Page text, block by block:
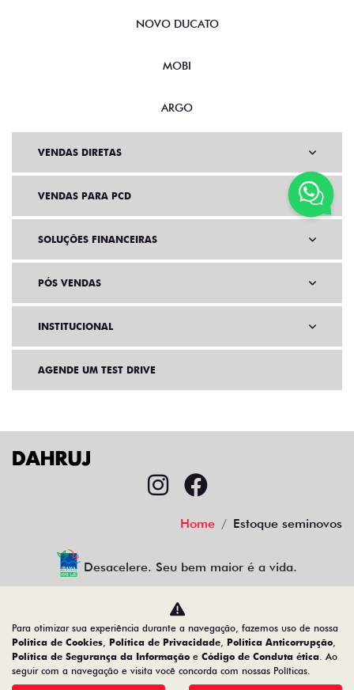
NOVO DUCATO
MOBI
ARGO
VENDAS DIRETAS
VENDAS PARA PCD
SOLUÇÕES FINANCEIRAS
PÓS VENDAS
INSTITUCIONAL
AGENDE UM TEST DRIVE
Home Estoque seminovos
Desacelere. Seu bem maior é a vida.
CMJ Comércio de Veículos Ltda
05.026.792/0024-83
Para otimizar sua experiência durante a navegação, fazemos uso de nossa
Política de Cookies, Política de Privacidade, Política Anticorrupção,
Política de Segurança da Informação e Código de Conduta ética. Ao
seguir com a navegação e visita você concorda com nossas Políticas.